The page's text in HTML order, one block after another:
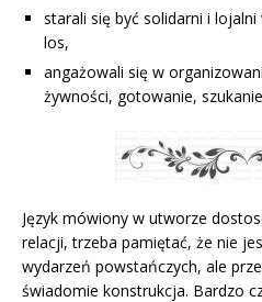
starali się być solidarni i
los,
angażowali się w
żywności, gotowanie,
Język mówiony w utworze
relacji, trzeba pamiętać, że nie
wydarzeń powstańczych, ale
świadomie konstrukcja. Bardzo